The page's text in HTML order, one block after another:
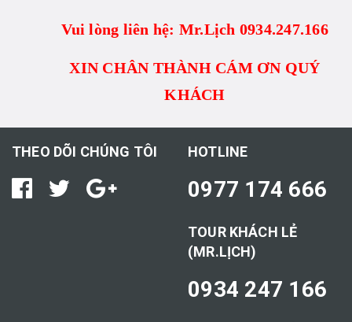
Vui lòng liên hệ: Mr.Lịch 0934.247.166
XIN CHÂN THÀNH CÁM ƠN QUÝ
KHÁCH
THEO DÕI CHÚNG TÔI HOTLINE
0977 174 666
TOUR KHÁCH LẺ
(MR.LỊCH)
0934 247 166